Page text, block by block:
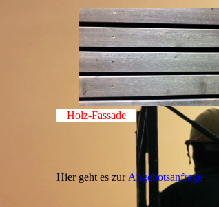
Holz-Fassade
Hier geht es zur Angebotsanfrage